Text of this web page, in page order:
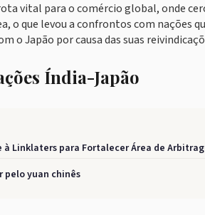
vital para o comércio global, onde
o que levou a confrontos com nações
o Japão por causa das suas
Índia-Japão
à Linklaters para Fortalecer Área de
pelo yuan chinês